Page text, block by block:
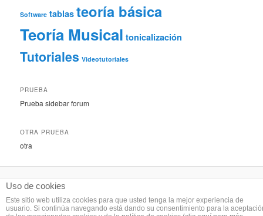
Software tablas teoría básica
Teoría Musical tonicalización
Tutoriales Videotutoriales
PRUEBA
Prueba sidebar forum
OTRA PRUEBA
otra
Licencia Creative Commons Atribución-CompartirIgual 3.0 Unported. Créditos:
Uso de cookies
Este sitio web utiliza cookies para que usted tenga la mejor experiencia de
usuario. Si continúa navegando está dando su consentimiento para la